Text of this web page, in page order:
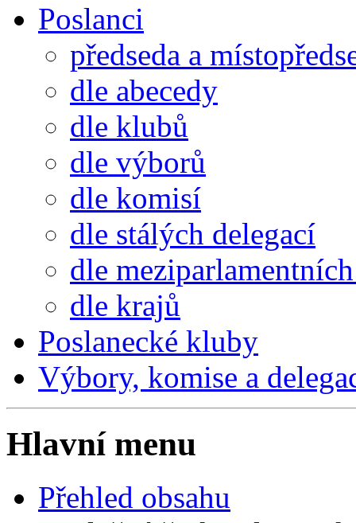
Poslanci
předseda a
dle abecedy
dle klubů
dle výborů
dle komisí
dle stálých delegací
dle
dle krajů
Poslanecké kluby
Výbory, komise a
Hlavní menu
Přehled obsahu